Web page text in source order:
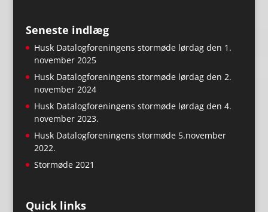
Seneste indlæg
Husk Datalogforeningens stormøde lørdag den 1.
november 2025
Husk Datalogforeningens stormøde lørdag den 2.
november 2024
Husk Datalogforeningens stormøde lørdag den 4.
november 2023.
Husk Datalogforeningens stormøde 5.november
2022.
Stormøde 2021
Quick links